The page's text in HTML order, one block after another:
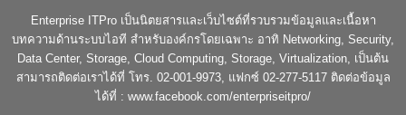
Enterprise ITPro เป็นนิตยสารและเว็บไซต์ที่รวบรวมข้อมูลและเนื้อหา
บทความด้านระบบไอที สำหรับองค์กรโดยเฉพาะ อาทิ Networking, Security,
Data Center, Storage, Cloud Computing, Storage, Virtualization, เป็นต้น
สามารถติดต่อเราได้ที่ โทร. 02-001-9973, แฟกซ์ 02-277-5117 ติดต่อข้อมูล
ได้ที่ : www.facebook.com/enterpriseitpro/